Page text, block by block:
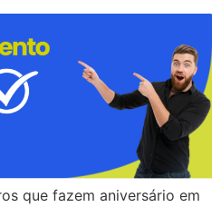
que fazem aniversário em